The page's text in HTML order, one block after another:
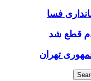
قطع شد
تهران